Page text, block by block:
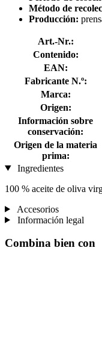
Método de
Producción:
Art.-Nr.:
Contenido:
EAN:
Fabricante N.º:
Marca:
Origen:
Información sobre
conservación:
Origen de la materia
prima:
Ingredientes
100 % aceite de oliva
Accesorios
Información legal
Combina bien con